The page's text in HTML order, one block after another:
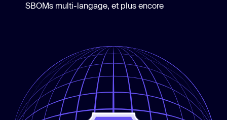
SBOMs multi-langage, et plus encore